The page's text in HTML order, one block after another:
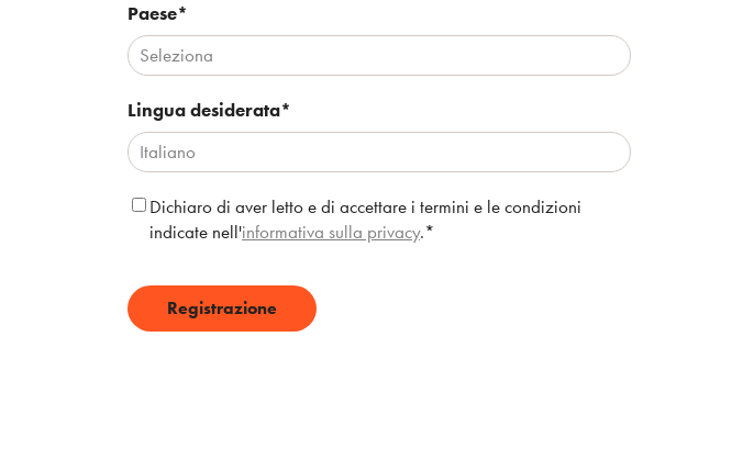
Paese*
Lingua desiderata*
Dichiaro di aver letto e di accettare i termini e le condizioni
indicate nell'informativa sulla privacy.*